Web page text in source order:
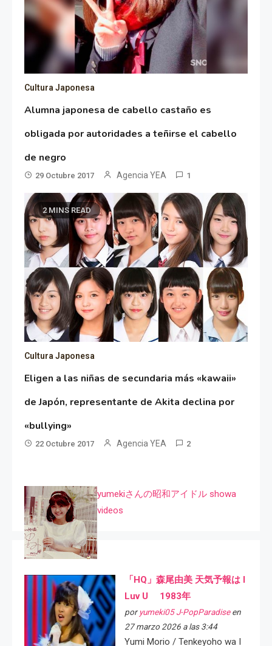
Cultura Japonesa
Alumna japonesa de cabello castaño es
obligada por autoridades a teñirse el cabello
de negro
29 Octubre 2017 Agencia YEA 1
2 MINS READ
Cultura Japonesa
Eligen a las niñas de secundaria más «kawaii»
de Japón, representante de Akita declina por
«bullying»
22 Octubre 2017 Agencia YEA 2
yumekiさんの昭和アイドル showa
videos
「HQ」森尾由美 天気予報は I
Luv U 1983年
por yumeki05 J-PopParadiseen
27 marzo 2026 a las 3:44
Yumi Morio / Tenkeyoho wa I